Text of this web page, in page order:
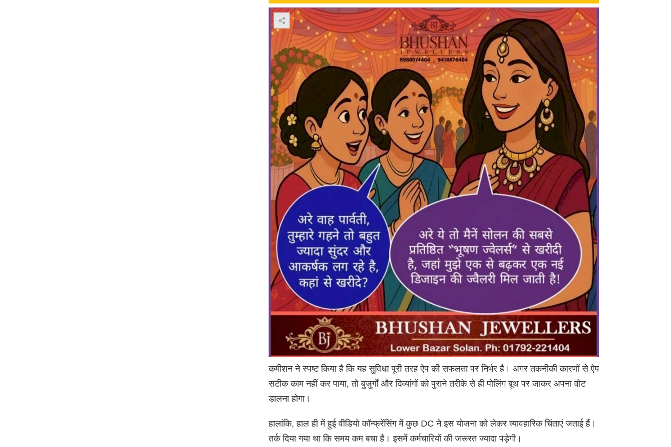
कमीशन ने स्पष्ट किया है कि यह सुविधा पूरी तरह ऐप की सफलता पर निर्भर है। अगर तकनीकी कारणों से ऐप
सटीक काम नहीं कर पाया, तो बुजुर्गों और दिव्यांगों को पुराने तरीके से ही पोलिंग बूथ पर जाकर अपना वोट
डालना होगा।
हालांकि, हाल ही में हुई वीडियो कॉन्फ्रेंसिंग में कुछ DC ने इस योजना को लेकर व्यावहारिक चिंताएं जताई हैं।
तर्क दिया गया था कि समय कम बचा है। इसमें कर्मचारियों की जरूरत ज्यादा पड़ेगी।